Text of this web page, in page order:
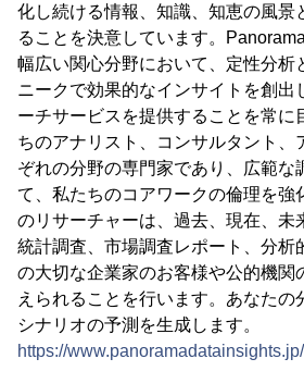
化し続ける情報、知識、知恵の風景
ることを決意しています。
幅広い関心分野において、定性分析
ニークで効果的なインサイトを創出
ーチサービスを提供することを常に
ちのアナリスト、コンサルタント、
ぞれの分野の専門家であり、広範な
て、私たちのコアワークの倫理を強
のリサーチャーは、過去、現在、未
統計調査、市場調査レポート、分析
の大切な企業家のお客様や公的機関
えられることを行います。あなたの
シナリオの予測を生成します。
https://www.panoramadatainsights.jp/